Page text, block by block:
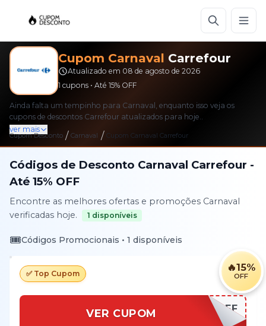
Cupom Carnaval Carrefour
Atualizado em 08 de agosto de 2026
1 cupons • Até 15%OFF
Ainda falta um tempinho para Carnaval, enquanto isso veja os
cupons de descontos Carrefour atualizados para hoje..
ver mais
Cupom Desconto / Carnaval / Cupom Carnaval Carrefour
Códigos de Desconto Carnaval Carrefour -
Até15% OFF
Encontre as melhores ofertas e promoções Carnaval
verificadas hoje.
1 disponíveis
🎟️Códigos Promocionais •1 disponíveis
🔥15%
OFF
✅ Top Cupom
VER CUPOM 15% OFF